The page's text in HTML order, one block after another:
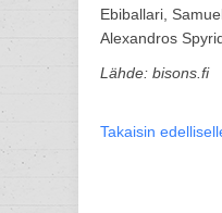
Ebiballari,
Alexandros
Lähde: bisons.fi
Takaisin